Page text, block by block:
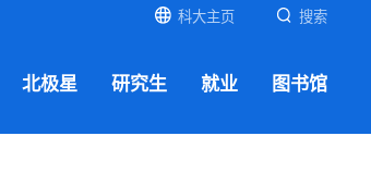
科大主页 搜索
北极星 研究生 就业 图书馆